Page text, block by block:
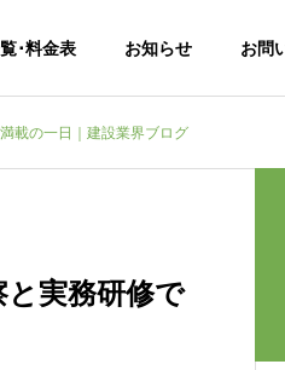
･料金表 お知らせ お問
載の一日｜建設業界ブログ
と実務研修で